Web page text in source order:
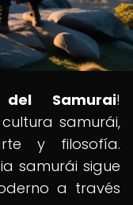
del Samurai!
samurái,
y filosofía.
samurái sigue
a través